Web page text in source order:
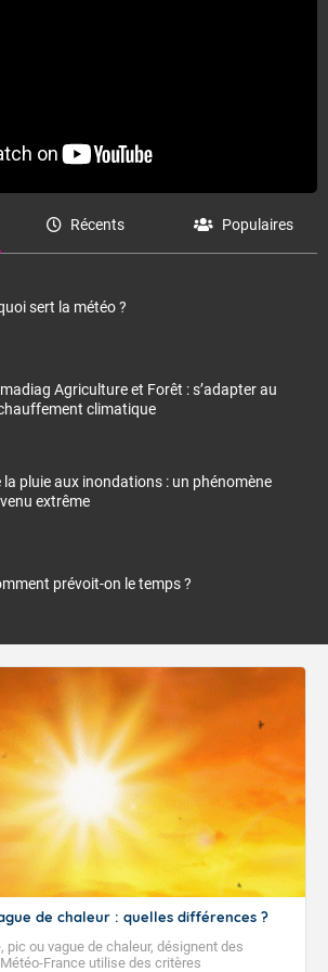
Récents Populaires
sert la météo ?
Agriculture et Forêt : s’adapter au
climatique
la pluie aux inondations : un phénomène
extrême
prévoit-on le temps ?
de chaleur : quelles différences ?
pic ou vague de chaleur, désignent des
France utilise des critères